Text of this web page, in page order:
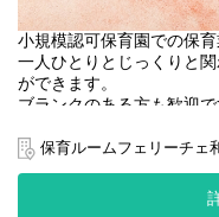
小規模認可保育園での保育
一人ひとりとじっくりと
ができます。
ブランクのある方も歓迎で
園名 ：保育ルームフェ
業態 ：小規模認可保育
保育ルームフェリーチェ